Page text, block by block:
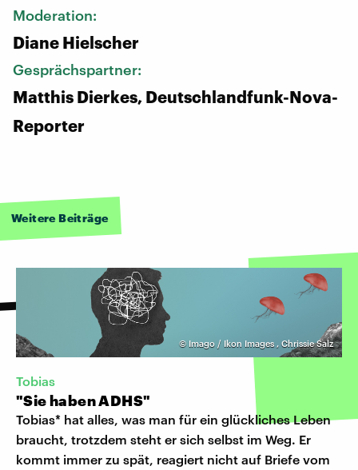
Moderation:
Diane Hielscher
Gesprächspartner:
Matthis Dierkes, Deutschlandfunk-Nova-
Reporter
Weitere Beiträge
© Imago / Ikon Images , Chrissie Salz
Tobias
"Sie haben ADHS"
Tobias* hat alles, was man für ein glückliches Leben
braucht, trotzdem steht er sich selbst im Weg. Er
kommt immer zu spät, reagiert nicht auf Briefe vom